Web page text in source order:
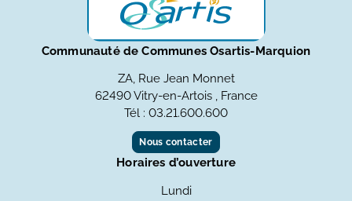
Communauté de Communes Osartis-Marquion
ZA, Rue Jean Monnet
62490 Vitry-en-Artois , France
Tél : 03.21.600.600
Nous contacter
Horaires d’ouverture
Lundi